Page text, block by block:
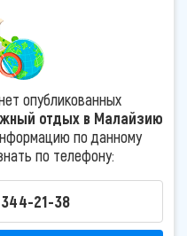
опубликованных
отдых в Малайзию
по данному
по телефону:
21-38